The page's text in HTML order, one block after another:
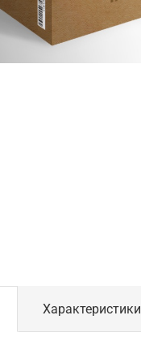
Характеристики